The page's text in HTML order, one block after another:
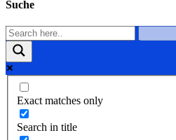
Suche
Exact matches only
Search in title